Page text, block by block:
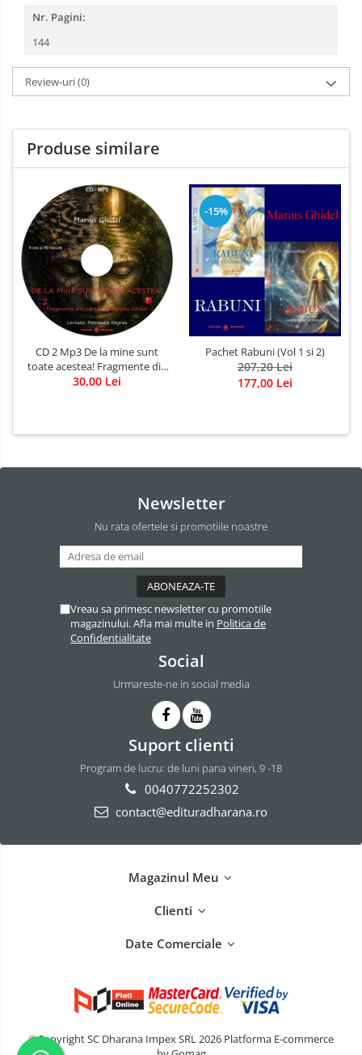
Nr. Pagini:
144
Review-uri(0)
Produse similare
CD 2 Mp3 De la mine sunt
toate acestea! Fragmente din
cărțile lui Marius Ghidel
30,00 Lei
-15%
Pachet Rabuni (Vol 1 si 2)
207,20 Lei
177,00 Lei
Newsletter
Nu rata ofertele si promotiile noastre
Vreau sa primesc newsletter cu promotiile
magazinului. Afla mai multe in Politica de
Confidentialitate
Social
Urmareste-ne in social media
Suport clienti
Program de lucru: de luni pana vineri, 9 -18
0040772252302
contact@edituradharana.ro
Magazinul Meu
Clienti
Date Comerciale
©Copyright SC Dharana Impex SRL 2026 Platforma E-commerce